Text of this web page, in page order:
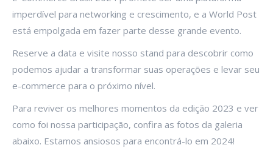
imperdível para networking e crescimento, e a World Post
está empolgada em fazer parte desse grande evento.
Reserve a data e visite nosso stand para descobrir como
podemos ajudar a transformar suas operações e levar seu
e-commerce para o próximo nível.
Para reviver os melhores momentos da edição 2023 e ver
como foi nossa participação, confira as fotos da galeria
abaixo. Estamos ansiosos para encontrá-lo em 2024!